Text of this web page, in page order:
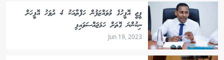
ޕީޖީ އޮފީހުގެ މުވައްޒަފުން ހަފްތާއަކު 4 ދުވަހު އޮފީހަށް
ނިކުންނަ ގޮތަށް ހަމަޖައްސަވައިފި
Jun 19, 2023